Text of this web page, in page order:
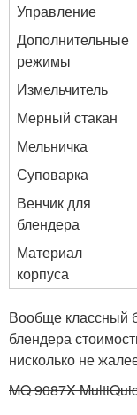
Управление
Дополнительные
режимы
Измельчитель
Мерный стакан
Мельничка
Суповарка
Венчик для
блендера
Материал
корпуса
Вообще классный
блендера
нисколько не
MQ 9087X